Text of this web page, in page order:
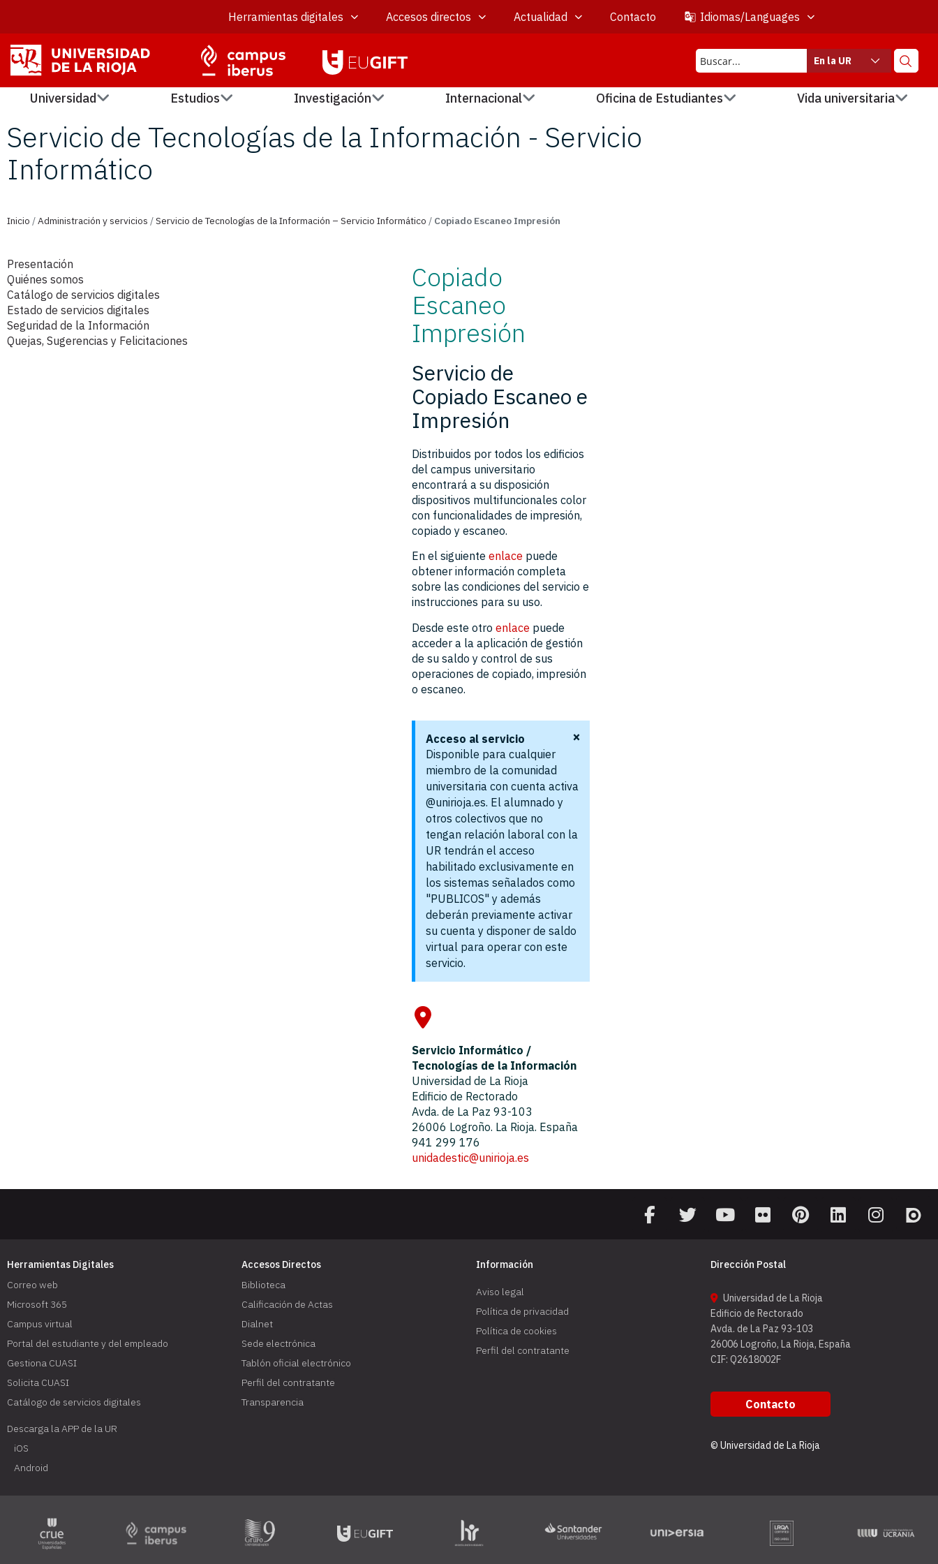
Herramientas digitales Accesos directos Actualidad Contacto Idiomas/Languages
En la UR
Universidad Estudios Investigación Internacional Oficina de Estudiantes Vida universitaria
Servicio de Tecnologías de la Información - Servicio
Informático
Inicio /Administración y servicios /Servicio de Tecnologías de la Información – Servicio Informático / Copiado Escaneo Impresión
Presentación
Quiénes somos
Catálogo de servicios digitales
Estado de servicios digitales
Seguridad de la Información
Quejas, Sugerencias y Felicitaciones
Copiado
Escaneo
Impresión
Servicio de
Copiado Escaneo e
Impresión
Distribuidos por todos los edificios
del campus universitario
encontrará a su disposición
dispositivos multifuncionales color
con funcionalidades de impresión,
copiado y escaneo.
En el siguiente enlace puede
obtener información completa
sobre las condiciones del servicio e
instrucciones para su uso.
Desde este otro enlace puede
acceder a la aplicación de gestión
de su saldo y control de sus
operaciones de copiado, impresión
o escaneo.
Acceso al servicio
Disponible para cualquier
miembro de la comunidad
universitaria con cuenta activa
@unirioja.es. El alumnado y
otros colectivos que no
tengan relación laboral con la
UR tendrán el acceso
habilitado exclusivamente en
los sistemas señalados como
"PUBLICOS" y además
deberán previamente activar
su cuenta y disponer de saldo
virtual para operar con este
servicio.
×
Servicio Informático /
Tecnologías de la Información
Universidad de La Rioja
Edificio de Rectorado
Avda. de La Paz 93-103
26006 Logroño. La Rioja. España
941 299 176
unidadestic@unirioja.es
Herramientas Digitales
Correo web
Microsoft 365
Campus virtual
Portal del estudiante y del empleado
Gestiona CUASI
Solicita CUASI
Catálogo de servicios digitales
Descarga la APP de la UR
iOS
Android
Accesos Directos
Biblioteca
Calificación de Actas
Dialnet
Sede electrónica
Tablón oficial electrónico
Perfil del contratante
Transparencia
Información
Aviso legal
Política de privacidad
Política de cookies
Perfil del contratante
Dirección Postal
Universidad de La Rioja
Edificio de Rectorado
Avda. de La Paz 93-103
26006 Logroño, La Rioja, España
CIF: Q2618002F
Contacto
© Universidad de La Rioja